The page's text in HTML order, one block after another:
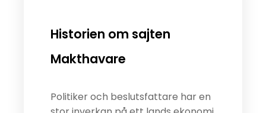
Historien om sajten
Makthavare
Politiker och beslutsfattare har en